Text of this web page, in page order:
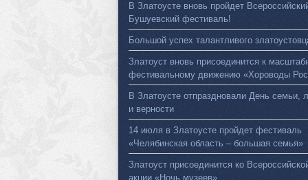
В Златоусте вновь пройдет
Бушуевский фестиваль!
Большой успех талантливого
Златоуст вновь присоединится к
фестивальному движению «Хороводы
В Златоусте отпраздновали День семьи,
и верности
14 июля в Златоусте пройдет фестиваль
«Челябинская область – большая семья»
Златоуст присоединится ко
акции «Ночь музеев»